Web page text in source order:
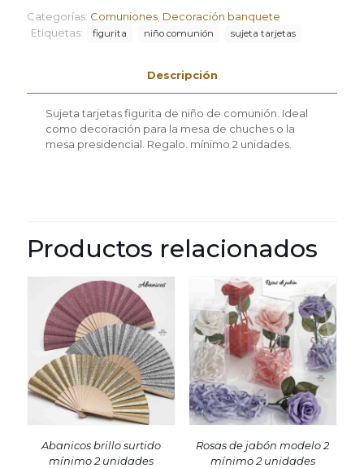
Categorías: Comuniones Decoración banquete
Etiquetas:
figurita niño comunión sujeta tarjetas
Descripción
Sujeta tarjetas figurita de niño de comunión. Ideal
como decoración para la mesa de chuches o la
mesa presidencial. Regalo. mínimo 2 unidades.
Productos relacionados
Abanicos brillo surtido
mínimo 2 unidades
Rosas de jabón modelo 2
mínimo 2 unidades